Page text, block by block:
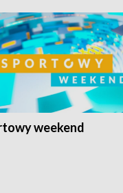
weekend